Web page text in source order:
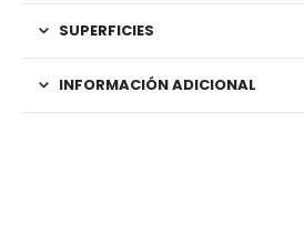
SUPERFICIES
INFORMACIÓN ADICIONAL